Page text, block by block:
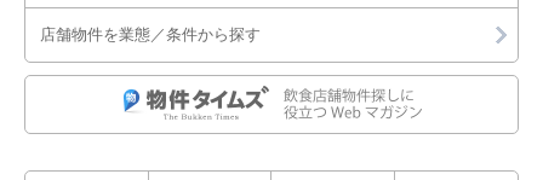
店舗物件を業態／条件から探す